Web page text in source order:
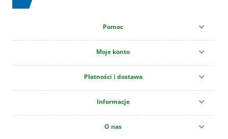
Pomoc
Moje konto
Płatności i dostawa
Informacje
O nas